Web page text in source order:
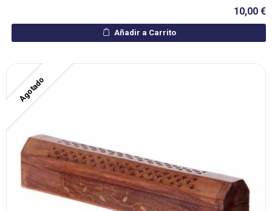
10,00 €
Añadir a Carrito
Agotado